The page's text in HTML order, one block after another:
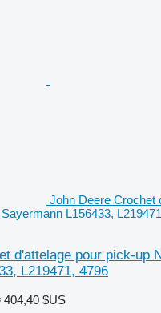
John Deere Crochet
L156433,
d'attelage pour pick-up
L219471, 4796
404,40 $US